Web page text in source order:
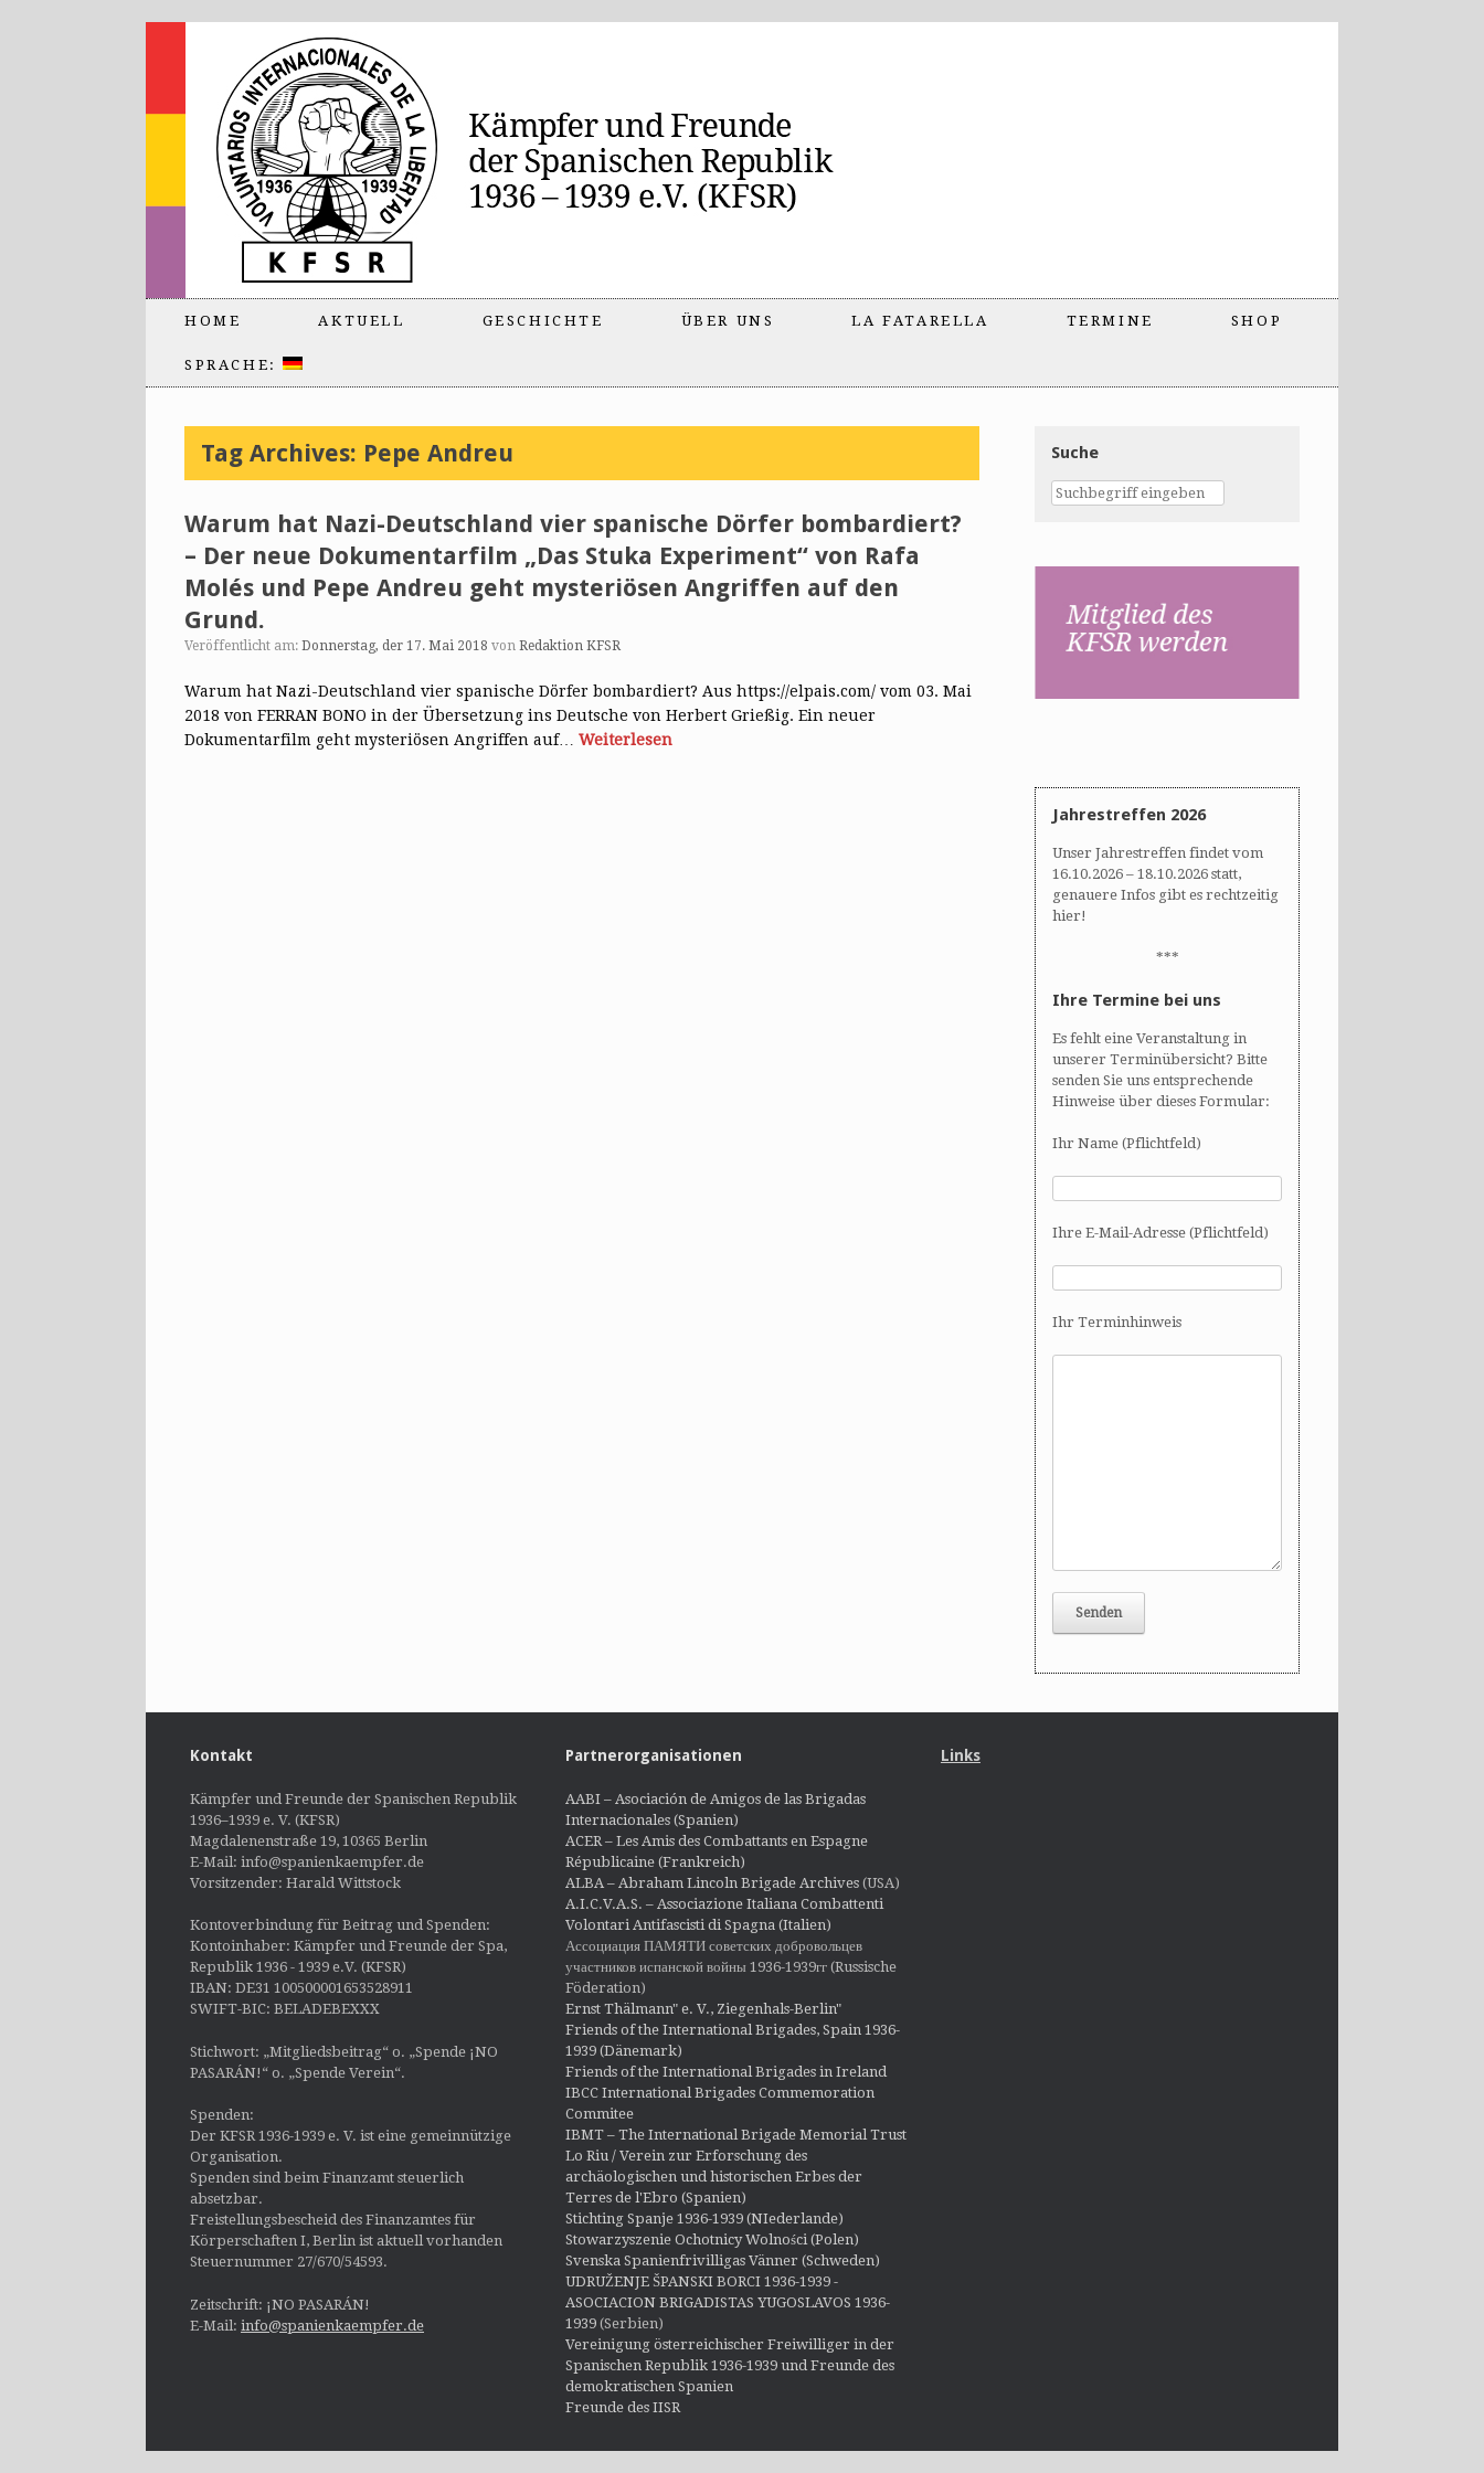
HOME AKTUELL GESCHICHTE ÜBER UNS LA FATARELLA TERMINE SHOP
SPRACHE:
Tag Archives: Pepe Andreu
Warum hat Nazi-Deutschland vier spanische Dörfer bombardiert?
– Der neue Dokumentarfilm „Das Stuka Experiment“ von Rafa
Molés und Pepe Andreu geht mysteriösen Angriffen auf den
Grund.
Veröffentlicht am: Donnerstag, der 17. Mai 2018 von Redaktion KFSR
Warum hat Nazi-Deutschland vier spanische Dörfer bombardiert? Aus https://elpais.com/ vom 03. Mai
2018 von FERRAN BONO in der Übersetzung ins Deutsche von Herbert Grießig. Ein neuer
Dokumentarfilm geht mysteriösen Angriffen auf… Weiterlesen
Suche
Jahrestreffen 2026
Unser Jahrestreffen findet vom
16.10.2026 – 18.10.2026 statt,
genauere Infos gibt es rechtzeitig
hier!
***
Ihre Termine bei uns
Es fehlt eine Veranstaltung in
unserer Terminübersicht? Bitte
senden Sie uns entsprechende
Hinweise über dieses Formular:
Ihr Name (Pflichtfeld)
Ihre E-Mail-Adresse (Pflichtfeld)
Ihr Terminhinweis
Kontakt
Kämpfer und Freunde der Spanischen Republik
1936–1939 e. V. (KFSR)
Magdalenenstraße 19, 10365 Berlin
E-Mail: info@spanienkaempfer.de
Vorsitzender: Harald Wittstock
Kontoverbindung für Beitrag und Spenden:
Kontoinhaber: Kämpfer und Freunde der Spa,
Republik 1936 - 1939 e.V. (KFSR)
IBAN: DE31 100500001653528911
SWIFT-BIC: BELADEBEXXX
Stichwort: „Mitgliedsbeitrag“ o. „Spende ¡NO
PASARÁN!“ o. „Spende Verein“.
Spenden:
Der KFSR 1936-1939 e. V. ist eine gemeinnützige
Organisation.
Spenden sind beim Finanzamt steuerlich
absetzbar.
Freistellungsbescheid des Finanzamtes für
Körperschaften I, Berlin ist aktuell vorhanden
Steuernummer 27/670/54593.
Zeitschrift: ¡NO PASARÁN!
E-Mail: info@spanienkaempfer.de
Partnerorganisationen
AABI – Asociación de Amigos de las Brigadas
Internacionales (Spanien)
ACER – Les Amis des Combattants en Espagne
Républicaine (Frankreich)
ALBA – Abraham Lincoln Brigade Archives(USA)
A.I.C.V.A.S. – Associazione Italiana Combattenti
Volontari Antifascisti di Spagna (Italien)
Ассоциация ПАМЯТИ советских добровольцев
участников испанской войны 1936-1939гг (Russische
Föderation)
Ernst Thälmann" e. V., Ziegenhals-Berlin"
Friends of the International Brigades, Spain 1936-
1939 (Dänemark)
Friends of the International Brigades in Ireland
IBCC International Brigades Commemoration
Commitee
IBMT – The International Brigade Memorial Trust
Lo Riu / Verein zur Erforschung des
archäologischen und historischen Erbes der
Terres de l'Ebro (Spanien)
Stichting Spanje 1936-1939 (NIederlande)
Stowarzyszenie Ochotnicy Wolności (Polen)
Svenska Spanienfrivilligas Vänner (Schweden)
UDRUŽENJE ŠPANSKI BORCI 1936-1939 -
ASOCIACION BRIGADISTAS YUGOSLAVOS 1936-
1939(Serbien)
Vereinigung österreichischer Freiwilliger in der
Spanischen Republik 1936-1939 und Freunde des
demokratischen Spanien
Freunde des IISR
Links